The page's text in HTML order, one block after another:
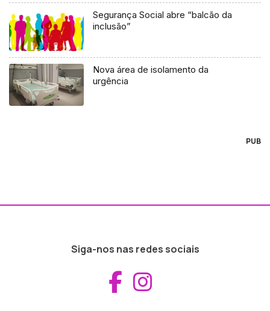
Segurança Social abre “balcão da
inclusão”
Nova área de isolamento da
urgência
PUB
Siga-nos nas redes sociais
Aceder ao